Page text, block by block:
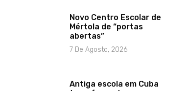
Novo Centro Escolar de
Mértola de “portas
abertas”
7 De Agosto, 2026
Antiga escola em Cuba